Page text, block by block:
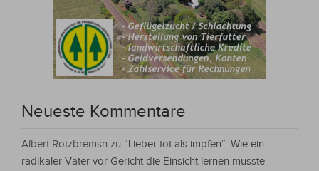
Neueste Kommentare
Albert Rotzbremsn zu “Lieber tot als impfen“: Wie ein
radikaler Vater vor Gericht die Einsicht lernen musste